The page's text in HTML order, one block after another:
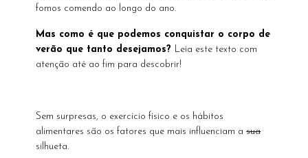
fomos comendo ao longo do ano.
Mas como é que podemos conquistar o corpo de
verão que tanto desejamos? Leia este texto com
atenção até ao fim para descobrir!
Sem surpresas, o exercício físico e os hábitos
alimentares são os fatores que mais influenciam asua
silhueta.